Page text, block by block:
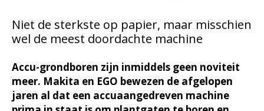
Niet de sterkste op papier, maar misschien
wel de meest doordachte machine
Accu-grondboren zijn inmiddels geen noviteit
meer. Makita en EGO bewezen de afgelopen
jaren al dat een accuaangedreven machine